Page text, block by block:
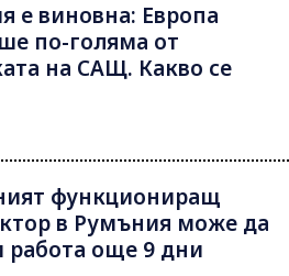
е виновна: Европа
по-голяма от
на САЩ. Какво се
функциониращ
в Румъния може да
още 9 дни